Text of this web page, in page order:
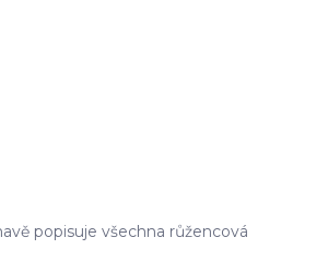
popisuje všechna růžencová